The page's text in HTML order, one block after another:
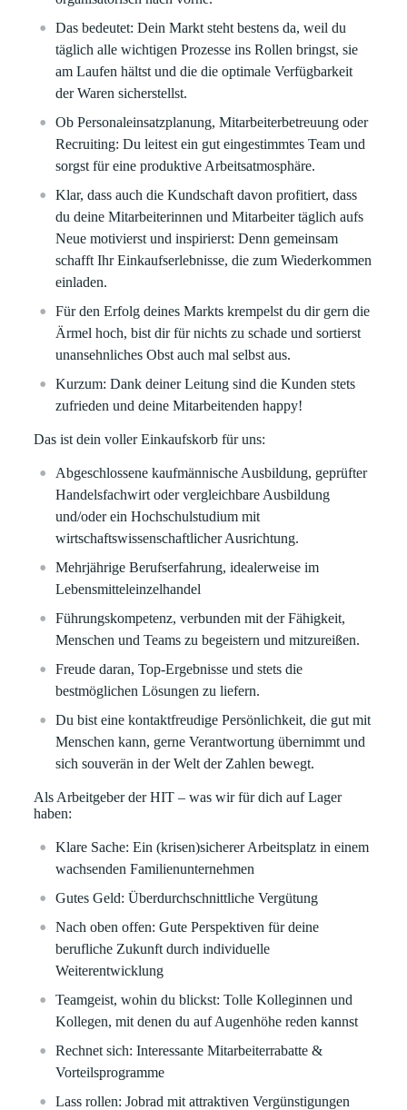
Das bedeutet: Dein Markt steht bestens da, weil du
täglich alle wichtigen Prozesse ins Rollen bringst, sie
am Laufen hältst und die die optimale Verfügbarkeit
der Waren sicherstellst.
Ob Personaleinsatzplanung, Mitarbeiterbetreuung oder
Recruiting: Du leitest ein gut eingestimmtes Team und
sorgst für eine produktive Arbeitsatmosphäre.
Klar, dass auch die Kundschaft davon profitiert, dass
du deine Mitarbeiterinnen und Mitarbeiter täglich aufs
Neue motivierst und inspirierst: Denn gemeinsam
schafft Ihr Einkaufserlebnisse, die zum Wiederkommen
einladen.
Für den Erfolg deines Markts krempelst du dir gern die
Ärmel hoch, bist dir für nichts zu schade und sortierst
unansehnliches Obst auch mal selbst aus.
Kurzum: Dank deiner Leitung sind die Kunden stets
zufrieden und deine Mitarbeitenden happy!
Das ist dein voller Einkaufskorb für uns:
Abgeschlossene kaufmännische Ausbildung, geprüfter
Handelsfachwirt oder vergleichbare Ausbildung
und/oder ein Hochschulstudium mit
wirtschaftswissenschaftlicher Ausrichtung.
Mehrjährige Berufserfahrung, idealerweise im
Lebensmitteleinzelhandel
Führungskompetenz, verbunden mit der Fähigkeit,
Menschen und Teams zu begeistern und mitzureißen.
Freude daran, Top-Ergebnisse und stets die
bestmöglichen Lösungen zu liefern.
Du bist eine kontaktfreudige Persönlichkeit, die gut mit
Menschen kann, gerne Verantwortung übernimmt und
sich souverän in der Welt der Zahlen bewegt.
Als Arbeitgeber der HIT – was wir für dich auf Lager
haben:
Klare Sache: Ein (krisen)sicherer Arbeitsplatz in einem
wachsenden Familienunternehmen
Gutes Geld: Überdurchschnittliche Vergütung
Nach oben offen: Gute Perspektiven für deine
berufliche Zukunft durch individuelle
Weiterentwicklung
Teamgeist, wohin du blickst: Tolle Kolleginnen und
Kollegen, mit denen du auf Augenhöhe reden kannst
Rechnet sich: Interessante Mitarbeiterrabatte &
Vorteilsprogramme
Lass rollen: Jobrad mit attraktiven Vergünstigungen